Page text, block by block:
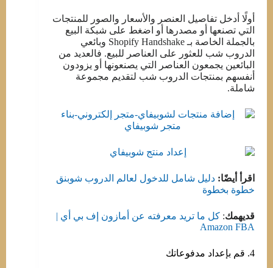
أولًا أدخل تفاصيل العنصر والأسعار والصور للمنتجات
التي تصنعها أو مصدرها أو اضغط على شبكة البيع
بالجملة الخاصة بـ Shopify Handshake وبائعي
الدروب شب للعثور على العناصر للبيع. فالعديد من
البائعين يجمعون العناصر التي يصنعونها أو يزودون
أنفسهم بمنتجات الدروب شب لتقديم مجموعة
شاملة.
اقرأ أيضًا: دليل شامل للدخول لعالم الدروب شوبنق
خطوة بخطوة
قديهمك: كل ما تريد معرفته عن أمازون إف بي أي |
Amazon FBA
4. قم بإعداد مدفوعاتك